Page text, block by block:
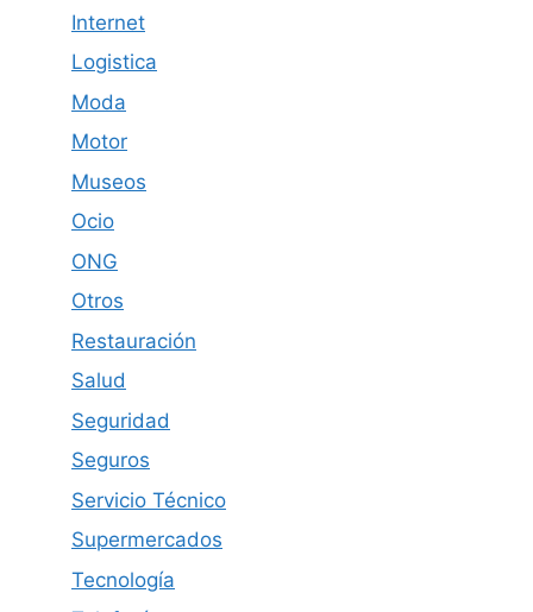
Internet
Logistica
Moda
Motor
Museos
Ocio
ONG
Otros
Restauración
Salud
Seguridad
Seguros
Servicio Técnico
Supermercados
Tecnología